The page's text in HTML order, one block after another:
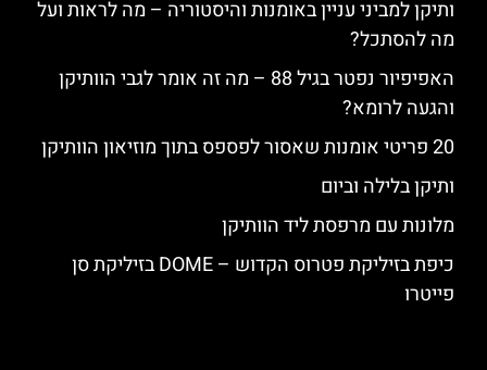
ותיקן למביני עניין באומנות והיסטוריה – מה לראות ועל
מה להסתכל?
האפיפיור נפטר בגיל 88 – מה זה אומר לגבי הוותיקן
והגעה לרומא?
20 פריטי אומנות שאסור לפספס בתוך מוזיאון הוותיקן
ותיקן בלילה וביום
מלונות עם מרפסת ליד הוותיקן
כיפת בזיליקת פטרוס הקדוש – DOME בזיליקת סן
פייטרו